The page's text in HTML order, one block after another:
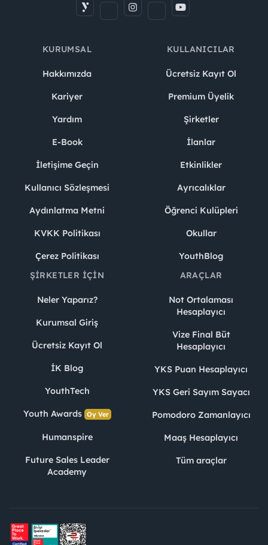
KURUMSAL
Hakkımızda
Kariyer
Yardım
E-Book
İletişime Geçin
Kullanıcı Sözleşmesi
Aydınlatma Metni
KVKK Politikası
Çerez Politikası
KULLANICILAR
Ücretsiz Kayıt Ol
Premium Üyelik
Şirketler
İlanlar
Etkinlikler
Ayrıcalıklar
Öğrenci Kulüpleri
Okullar
YouthBlog
ŞIRKETLER İÇIN
Neler Yaparız?
Kurumsal Giriş
Ücretsiz Kayıt Ol
İK Blog
YouthTech
Youth Awards Oy Ver
Humanspire
Future Sales Leader
Academy
ARAÇLAR
Not Ortalaması
Hesaplayıcı
Vize Final Büt
Hesaplayıcı
YKS Puan Hesaplayıcı
YKS Geri Sayım Sayacı
Pomodoro Zamanlayıcı
Maaş Hesaplayıcı
Tüm araçlar